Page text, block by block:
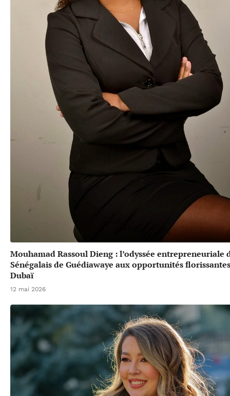
Mouhamad Rassoul Dieng : l’odyssée entrepreneuriale
Sénégalais de Guédiawaye aux opportunités
Dubaï
12 mai 2026